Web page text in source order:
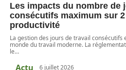
Les impacts du nombre de
consécutifs maximum sur
productivité
La gestion des jours de travail consécutifs
monde du travail moderne. La
le…
Actu 6 juillet 2026